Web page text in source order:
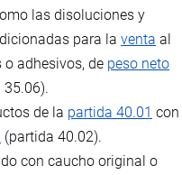
las disoluciones y
para la venta al
adhesivos, de peso neto
de la partida 40.01 con
(partida 40.02).
con caucho original o